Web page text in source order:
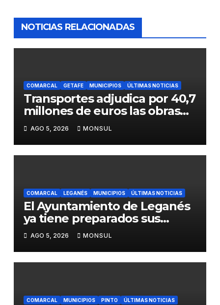
NOTICIAS RELACIONADAS
COMARCAL GETAFE MUNICIPIOS ÚLTIMAS NOTICIAS
Transportes adjudica por 40,7
millones de euros las obras
para mejorar la accesibilidad
del transporte público en la
A-4 en Getafe
AGO 5, 2026 MONSUL
COMARCAL LEGANÉS MUNICIPIOS ÚLTIMAS NOTICIAS
El Ayuntamiento de Leganés
ya tiene preparados sus
dispositivos de seguridad y
de limpieza para las Fiestas
de Butarque
AGO 5, 2026 MONSUL
COMARCAL MUNICIPIOS PINTO ÚLTIMAS NOTICIAS